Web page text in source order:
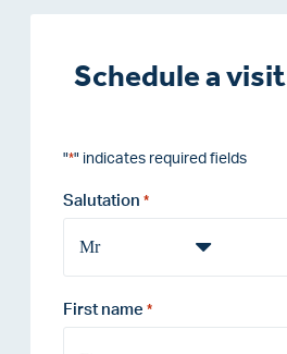
Schedule a visit
"*" indicates required fields
Salutation *
First name *